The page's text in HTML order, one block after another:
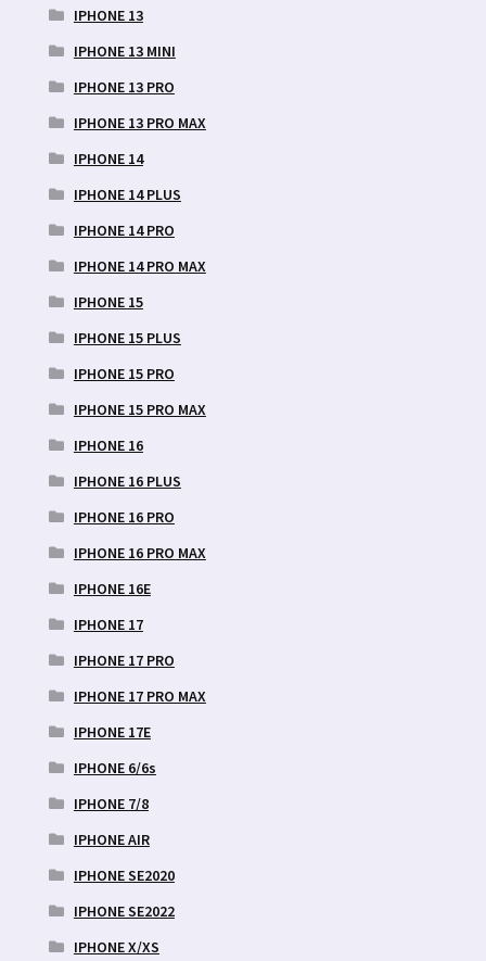
IPHONE 13
IPHONE 13 MINI
IPHONE 13 PRO
IPHONE 13 PRO MAX
IPHONE 14
IPHONE 14 PLUS
IPHONE 14 PRO
IPHONE 14 PRO MAX
IPHONE 15
IPHONE 15 PLUS
IPHONE 15 PRO
IPHONE 15 PRO MAX
IPHONE 16
IPHONE 16 PLUS
IPHONE 16 PRO
IPHONE 16 PRO MAX
IPHONE 16E
IPHONE 17
IPHONE 17 PRO
IPHONE 17 PRO MAX
IPHONE 17E
IPHONE 6/6s
IPHONE 7/8
IPHONE AIR
IPHONE SE2020
IPHONE SE2022
IPHONE X/XS